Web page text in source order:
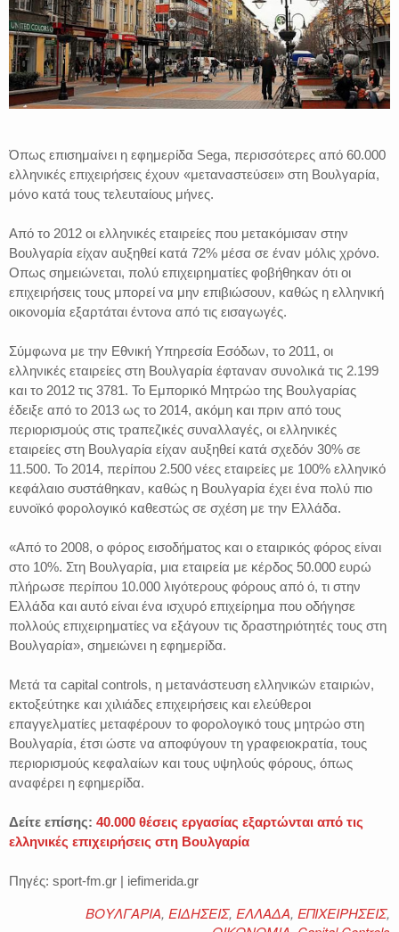
Όπως επισημαίνει η εφημερίδα Sega, περισσότερες από 60.000
ελληνικές επιχειρήσεις έχουν «μεταναστεύσει» στη Βουλγαρία,
μόνο κατά τους τελευταίους μήνες.
Από το 2012 οι ελληνικές εταιρείες που μετακόμισαν στην
Βουλγαρία είχαν αυξηθεί κατά 72% μέσα σε έναν μόλις χρόνο.
Οπως σημειώνεται, πολύ επιχειρηματίες φοβήθηκαν ότι οι
επιχειρήσεις τους μπορεί να μην επιβιώσουν, καθώς η ελληνική
οικονομία εξαρτάται έντονα από τις εισαγωγές.
Σύμφωνα με την Εθνική Υπηρεσία Εσόδων, το 2011, οι
ελληνικές εταιρείες στη Βουλγαρία έφταναν συνολικά τις 2.199
και το 2012 τις 3781. Το Εμπορικό Μητρώο της Βουλγαρίας
έδειξε από το 2013 ως το 2014, ακόμη και πριν από τους
περιορισμούς στις τραπεζικές συναλλαγές, οι ελληνικές
εταιρείες στη Βουλγαρία είχαν αυξηθεί κατά σχεδόν 30% σε
11.500. Το 2014, περίπου 2.500 νέες εταιρείες με 100% ελληνικό
κεφάλαιο συστάθηκαν, καθώς η Βουλγαρία έχει ένα πολύ πιο
ευνοϊκό φορολογικό καθεστώς σε σχέση με την Ελλάδα.
«Από το 2008, ο φόρος εισοδήματος και ο εταιρικός φόρος είναι
στο 10%. Στη Βουλγαρία, μια εταιρεία με κέρδος 50.000 ευρώ
πλήρωσε περίπου 10.000 λιγότερους φόρους από ό, τι στην
Ελλάδα και αυτό είναι ένα ισχυρό επιχείρημα που οδήγησε
πολλούς επιχειρηματίες να εξάγουν τις δραστηριότητές τους στη
Βουλγαρία», σημειώνει η εφημερίδα.
Μετά τα capital controls, η μετανάστευση ελληνικών εταιριών,
εκτοξεύτηκε και χιλιάδες επιχειρήσεις και ελεύθεροι
επαγγελματίες μεταφέρουν το φορολογικό τους μητρώο στη
Βουλγαρία, έτσι ώστε να αποφύγουν τη γραφειοκρατία, τους
περιορισμούς κεφαλαίων και τους υψηλούς φόρους, όπως
αναφέρει η εφημερίδα.
Δείτε επίσης: 40.000 θέσεις εργασίας εξαρτώνται από τις
ελληνικές επιχειρήσεις στη Βουλγαρία
Πηγές: sport-fm.gr | iefimerida.gr
ΒΟΥΛΓΑΡΙΑ, ΕΙΔΗΣΕΙΣ, ΕΛΛΑΔΑ, ΕΠΙΧΕΙΡΗΣΕΙΣ,